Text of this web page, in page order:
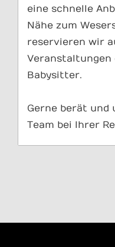
eine schnelle
Nähe zum
reservieren wir
Veranstaltungen
Babysitter.
Gerne berät
Team bei Ihrer